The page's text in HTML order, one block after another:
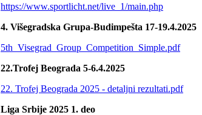
https://www.sportlicht.net/live_1/main.php
4. Višegradska Grupa-Budimpešta 17-19.4.2025
5th_Visegrad_Group_Competition_Simple.pdf
22.Trofej Beograda 5-6.4.2025
22. Trofej Beograda 2025 - detaljni rezultati.pdf
Liga Srbije 2025 1. deo